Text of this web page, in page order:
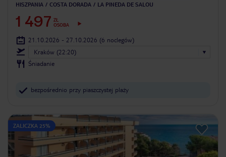
HISZPANIA COSTA DORADA LA PINEDA DE SALOU
1 497 ZŁ
OSOBA
21.10.2026 - 27.10.2026 (6 noclegów)
Kraków (22:20)
Śniadanie
bezpośrednio przy piaszczystej plaży
ZALICZKA 25%